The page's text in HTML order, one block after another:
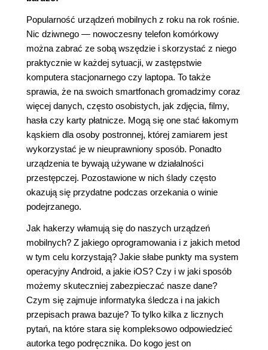
Popularność urządzeń mobilnych z roku na rok rośnie.
Nic dziwnego ― nowoczesny telefon komórkowy
można zabrać ze sobą wszędzie i skorzystać z niego
praktycznie w każdej sytuacji, w zastępstwie
komputera stacjonarnego czy laptopa. To także
sprawia, że na swoich smartfonach gromadzimy coraz
więcej danych, często osobistych, jak zdjęcia, filmy,
hasła czy karty płatnicze. Mogą się one stać łakomym
kąskiem dla osoby postronnej, której zamiarem jest
wykorzystać je w nieuprawniony sposób. Ponadto
urządzenia te bywają używane w działalności
przestępczej. Pozostawione w nich ślady często
okazują się przydatne podczas orzekania o winie
podejrzanego.
Jak hakerzy włamują się do naszych urządzeń
mobilnych? Z jakiego oprogramowania i z jakich metod
w tym celu korzystają? Jakie słabe punkty ma system
operacyjny Android, a jakie iOS? Czy i w jaki sposób
możemy skuteczniej zabezpieczać nasze dane?
Czym się zajmuje informatyka śledcza i na jakich
przepisach prawa bazuje? To tylko kilka z licznych
pytań, na które stara się kompleksowo odpowiedzieć
autorka tego podręcznika. Do kogo jest on